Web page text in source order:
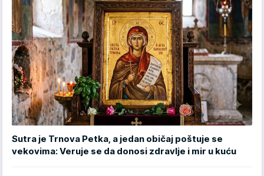
Sutra je Trnova Petka, a jedan običaj poštuje se
vekovima: Veruje se da donosi zdravlje i mir u kuću